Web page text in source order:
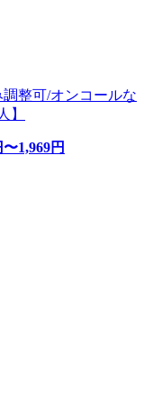
整可/オンコールな
】
〜1,969円